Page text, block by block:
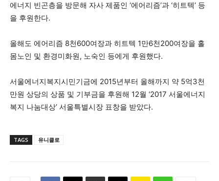
에너지 빈곤층을 방문해 자사 제품인 ‘에어리즘’과 ‘히트텍’ 등
을 후원한다.
올해도 에어리즘 8천600여장과 히트텍 1만6천200여장을 홀
몸노인 및 환경미화원, 노숙인 등에게 후원했다.
서울에너지복지시민기금에 2015년부터 올해까지 약 5억3천
만원 상당의 상품 및 기부금을 후원해 12월 ‘2017 서울에너지
복지 나눔대상’ 서울특별시장 표창을 받았다.
TAGS 유니클로